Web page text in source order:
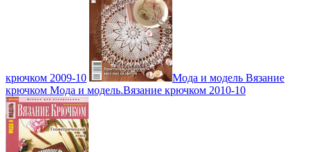
крючком 2009-10
Мода и модель Вязание
крючком Мода и модель.Вязание крючком 2010-10